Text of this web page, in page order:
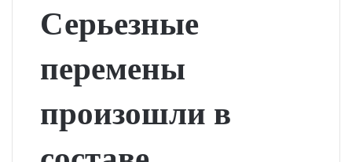
Серьезные
перемены
произошли в